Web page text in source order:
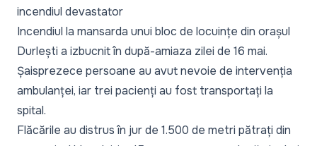
incendiul devastator
Incendiul la mansarda unui bloc de locuințe din orașul
Durlești a izbucnit în după-amiaza zilei de 16 mai.
Șaisprezece persoane au avut nevoie de intervenția
ambulanței, iar trei pacienți au fost transportați la
spital.
Flăcările au distrus în jur de 1.500 de metri pătrați din